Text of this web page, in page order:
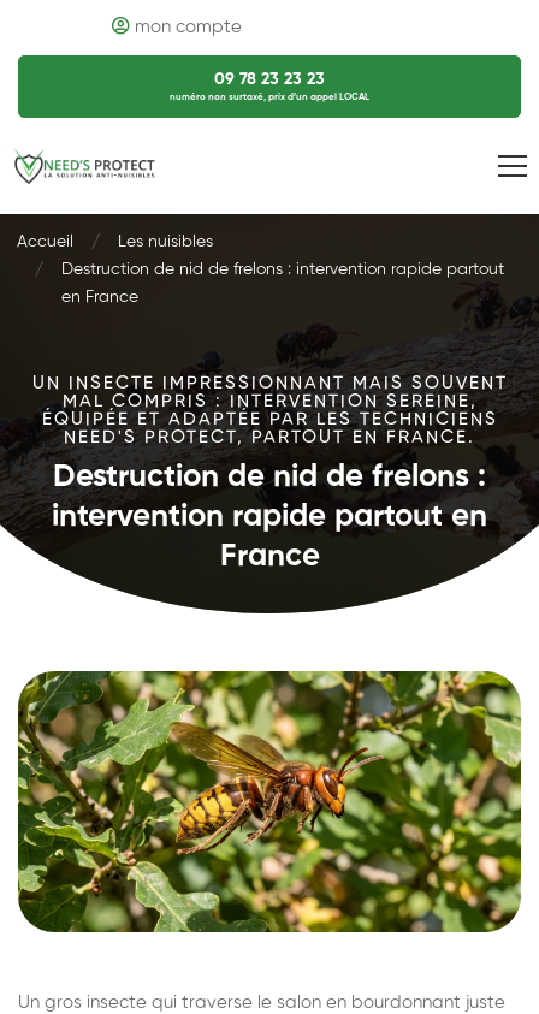
mon compte
09 78 23 23 23
numéro non surtaxé, prix d’un appel LOCAL
Accueil
Les nuisibles
Destruction de nid de frelons : intervention rapide partout
en France
UN INSECTE IMPRESSIONNANT MAIS SOUVENT
MAL COMPRIS : INTERVENTION SEREINE,
ÉQUIPÉE ET ADAPTÉE PAR LES TECHNICIENS
NEED'S PROTECT, PARTOUT EN FRANCE.
Destruction de nid de frelons :
intervention rapide partout en
France
Un gros insecte qui traverse le salon en bourdonnant juste